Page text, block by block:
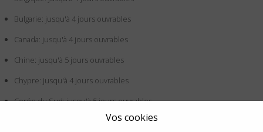
Bulgarie: jusqu'à 4 jours ouvrables
Canada: jusqu'à 4 jours ouvrables
Chine: jusqu'à 5 jours ouvrables
Chypre: jusqu'à 4 jours ouvrables
Corée du Sud: jusqu'à 5 jours ouvrables
Croatie: jusqu'à 4 jours ouvrablesVos cookies